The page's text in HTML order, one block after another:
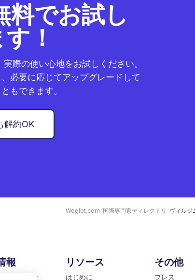
料でお試し
！
際の使い心地をお試しください。
必要に応じてアップグレードして
もできます。
解約OK
Weglot.com-国際専門家ディレクトリ -ヴィルジ
報
ミッション
リソース
はじめに
その他
プレス